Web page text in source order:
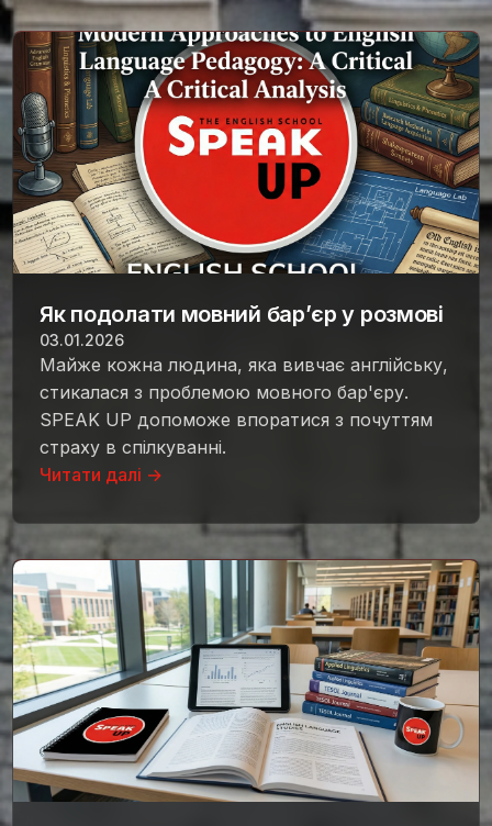
Як подолати мовний бар’єр у розмові
03.01.2026
Майже кожна людина, яка вивчає англійську,
стикалася з проблемою мовного бар'єру.
SPEAK UP допоможе впоратися з почуттям
страху в спілкуванні.
Читати далі →